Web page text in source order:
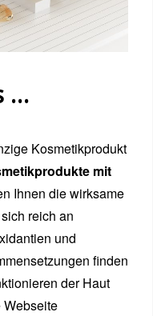
…
Kosmetikprodukt
mit
Ihnen die wirksame
reich an
und
finden
der Haut
Webseite